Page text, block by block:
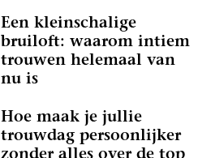
Een kleinschalige
bruiloft: waarom intiem
trouwen helemaal van
nu is
Hoe maak je jullie
trouwdag persoonlijker
zonder alles over de top